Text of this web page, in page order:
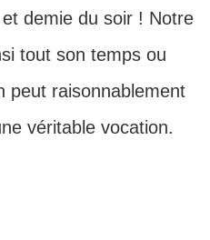
demie du soir ! Notre
tout son temps ou
peut raisonnablement
véritable vocation.